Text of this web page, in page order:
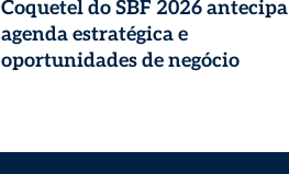
Coquetel do SBF 2026 antecipa
agenda estratégica e
oportunidades de negócio